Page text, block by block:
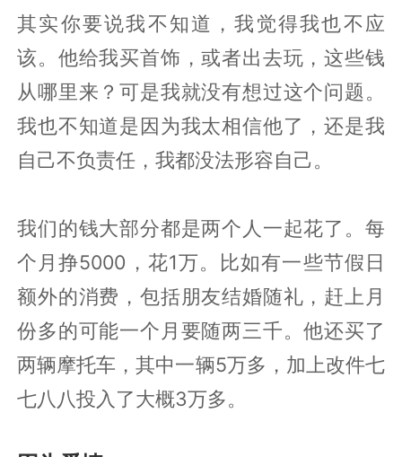
其实你要说我不知道，我觉得我也不应
该。他给我买首饰，或者出去玩，这些钱
从哪里来？可是我就没有想过这个问题。
我也不知道是因为我太相信他了，还是我
自己不负责任，我都没法形容自己。
我们的钱大部分都是两个人一起花了。每
个月挣5000，花1万。比如有一些节假日
额外的消费，包括朋友结婚随礼，赶上月
份多的可能一个月要随两三千。他还买了
两辆摩托车，其中一辆5万多，加上改件七
七八八投入了大概3万多。